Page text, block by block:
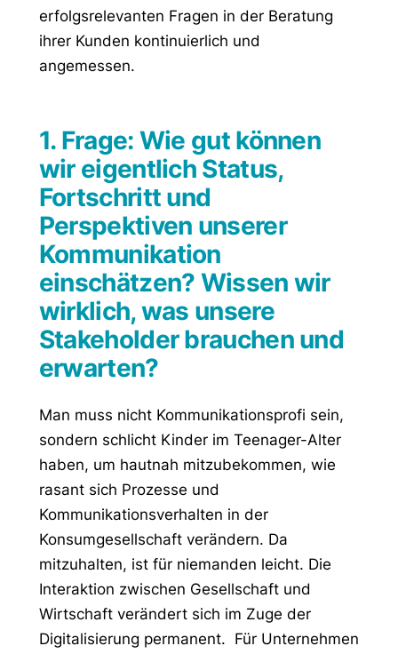
erfolgsrelevanten Fragen in der Beratung
ihrer Kunden kontinuierlich und
angemessen.
1. Frage: Wie gut können
wir eigentlich Status,
Fortschritt und
Perspektiven unserer
Kommunikation
einschätzen? Wissen wir
wirklich, was unsere
Stakeholder brauchen und
erwarten?
Man muss nicht Kommunikationsprofi sein,
sondern schlicht Kinder im Teenager-Alter
haben, um hautnah mitzubekommen, wie
rasant sich Prozesse und
Kommunikationsverhalten in der
Konsumgesellschaft verändern. Da
mitzuhalten, ist für niemanden leicht. Die
Interaktion zwischen Gesellschaft und
Wirtschaft verändert sich im Zuge der
Digitalisierung permanent. Für Unternehmen